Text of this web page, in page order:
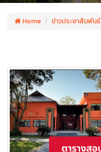
Home ข่าวประชาสัมพันธ์